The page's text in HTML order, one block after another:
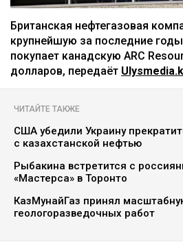
Британская нефтегазовая
крупнейшую за последние
покупает канадскую ARC
долларов, передаёт
ЧИТАЙТЕ ТАКЖЕ
США убедили Украину
с казахстанской нефтью
Рыбакина встретится с
«Мастерса» в Торонто
КазМунайГаз принял
геологоразведочных работ